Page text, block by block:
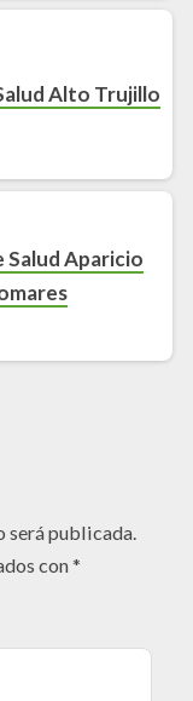
Alto Trujillo
Salud Aparicio
será publicada.
con*